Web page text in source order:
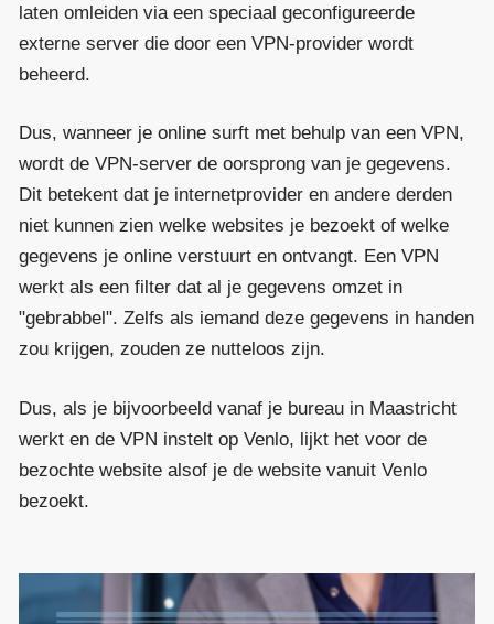
laten omleiden via een speciaal geconfigureerde
externe server die door een VPN-provider wordt
beheerd.
Dus, wanneer je online surft met behulp van een VPN,
wordt de VPN-server de oorsprong van je gegevens.
Dit betekent dat je internetprovider en andere derden
niet kunnen zien welke websites je bezoekt of welke
gegevens je online verstuurt en ontvangt. Een VPN
werkt als een filter dat al je gegevens omzet in
"gebrabbel". Zelfs als iemand deze gegevens in handen
zou krijgen, zouden ze nutteloos zijn.
Dus, als je bijvoorbeeld vanaf je bureau in Maastricht
werkt en de VPN instelt op Venlo, lijkt het voor de
bezochte website alsof je de website vanuit Venlo
bezoekt.